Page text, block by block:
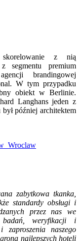
z nią
segmentu premium
brandingowej
W tym przypadku
obiekt w Berlinie.
Langhans jeden z
później architektem
zabytkowa tkanka,
standardy obsługi i
przez nas we
badań, weryfikacji i
zaproszenia naszego
najlepszych hoteli